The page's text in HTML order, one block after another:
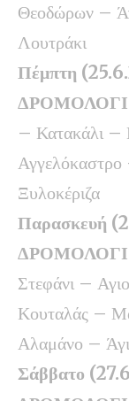
Θεοδώρων –
Λουτράκι
Πέμπτη
– Κατακάλι
Ξυλοκέριζα
Παρασκευή
Στεφάνι –
Κουταλάς –
Αλαμάνο –
Σάββατο